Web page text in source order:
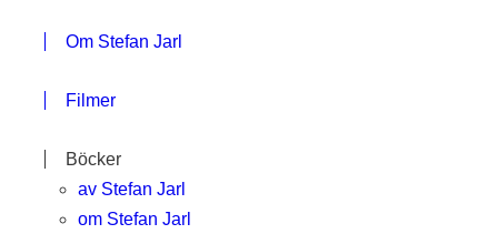
Om Stefan Jarl
Filmer
Böcker
av Stefan Jarl
om Stefan Jarl